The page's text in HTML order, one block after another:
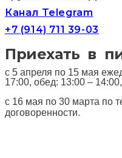
Канал Telegram
+7 (914) 711 39-03
Приехать в
с 5 апреля по 15 мая
17:00, обед: 13:00 – 14:00,
с 16 мая по 30 марта по
договоренности.